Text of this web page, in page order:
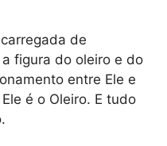
de
figura do oleiro e do
entre Ele e
é o Oleiro. E tudo